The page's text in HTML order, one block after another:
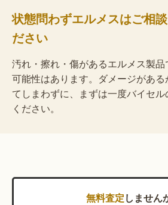
状態問わずエルメスはご相談
ださい
汚れ・擦れ・傷があるエルメス製品
可能性はあります。ダメージがあ
てしまわずに、まずは一度バイセ
ください。
無料査定しません